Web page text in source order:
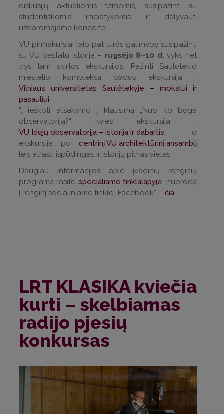
diskusijų aktualiomis temomis, susipažinti su
studentiškomis iniciatyvomis ir dalyvauti
uždaromajame koncerte.
VU pirmakursiai taip pat turės galimybę susipažinti
su VU pastatų istorija – rugsėjo 8–10 d. vyks net
trys tam skirtos ekskursijos. Pažinti Saulėtekio
miestelio kompleksą padės ekskursija „
Vilniaus universitetas Saulėtekyje – mokslui ir
pasauliui
“, ieškoti atsakymo į klausimą „Nuo ko bėga
observatorija?“ kvies ekskursija „
VU Idėjų observatorija – istorija ir dabartis“, o
ekskursija po centrinį VU architektūrinį ansamblį
leis atrasti įspūdingas ir istorijų pilnas vietas.
Daugiau informacijos apie įvadinių renginių
programą rasite specialiame tinklalapyje, nuorodą
į renginį socialiniame tinkle „Facebook“ – čia.
LRT KLASIKA kviečia
kurti – skelbiamas
radijo pjesių
konkursas